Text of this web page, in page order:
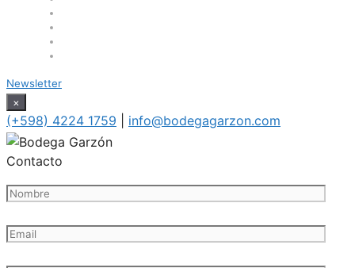
Newsletter
×
(+598) 4224 1759 info@bodegagarzon.com
Contacto